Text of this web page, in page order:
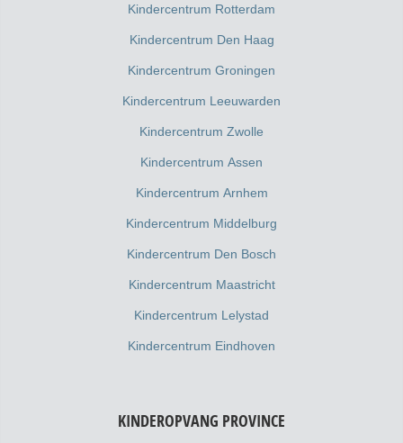
Kindercentrum Rotterdam
Kindercentrum Den Haag
Kindercentrum Groningen
Kindercentrum Leeuwarden
Kindercentrum Zwolle
Kindercentrum Assen
Kindercentrum Arnhem
Kindercentrum Middelburg
Kindercentrum Den Bosch
Kindercentrum Maastricht
Kindercentrum Lelystad
Kindercentrum Eindhoven
KINDEROPVANG PROVINCE